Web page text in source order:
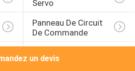
Servo
Panneau De Circuit
De Commande
Fréquence Variable
un devis